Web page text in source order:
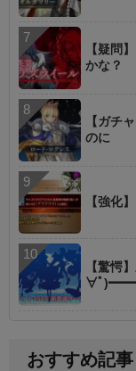
【疑問
かな？
【ガチ
のに
【強化
【驚愕
∀ﾟ
おすすめ記事